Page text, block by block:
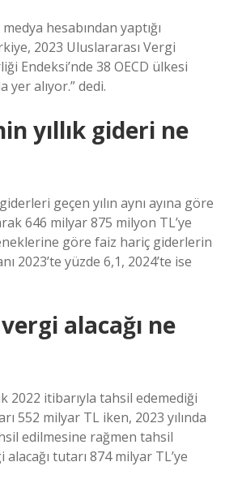
hesabından yaptığı
2023 Uluslararası Vergi
Endeksi’nde 38 OECD ülkesi
yer alıyor.” dedi.
yıllık gideri ne
geçen yılın aynı ayına göre
646 milyar 875 milyon TL’ye
göre faiz hariç giderlerin
2023’te yüzde 6,1, 2024’te ise
alacağı ne
2022 itibarıyla tahsil edemediği
552 milyar TL iken, 2023 yılında
edilmesine rağmen tahsil
tutarı 874 milyar TL’ye